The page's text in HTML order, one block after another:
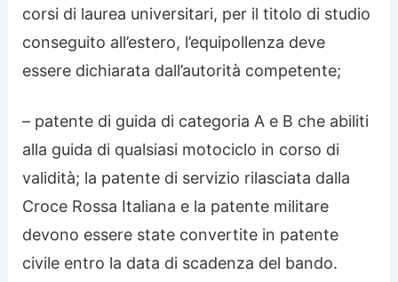
corsi di laurea universitari, per il titolo di studio
conseguito all’estero, l’equipollenza deve
essere dichiarata dall’autorità competente;
– patente di guida di categoria A e B che abiliti
alla guida di qualsiasi motociclo in corso di
validità; la patente di servizio rilasciata dalla
Croce Rossa Italiana e la patente militare
devono essere state convertite in patente
civile entro la data di scadenza del bando.